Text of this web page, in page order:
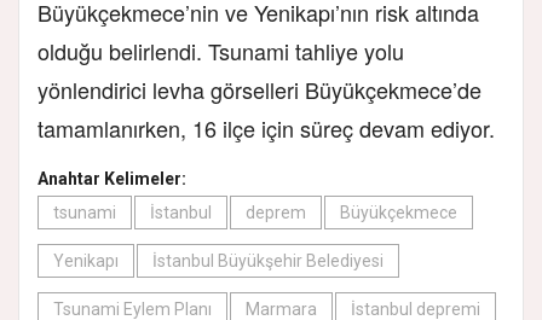
Büyükçekmece’nin ve Yenikapı’nın risk altında
olduğu belirlendi. Tsunami tahliye yolu
yönlendirici levha görselleri Büyükçekmece’de
tamamlanırken, 16 ilçe için süreç devam ediyor.
Anahtar Kelimeler:
tsunami
İstanbul deprem Büyükçekmece
Yenikapı İstanbul Büyükşehir Belediyesi
Tsunami Eylem Planı Marmara İstanbul depremi